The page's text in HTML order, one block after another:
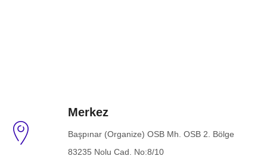
Merkez
Başpınar (Organize) OSB Mh. OSB 2. Bölge
83235 Nolu Cad. No:8/10